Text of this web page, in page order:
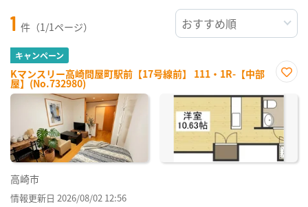
1 件（1/1ページ）
キャンペーン
Kマンスリー高崎問屋町駅前【17号線前】 111・1R-【中部
屋】(No.732980)
に入
り登
高崎市
情報更新日 2026/08/02 12:56